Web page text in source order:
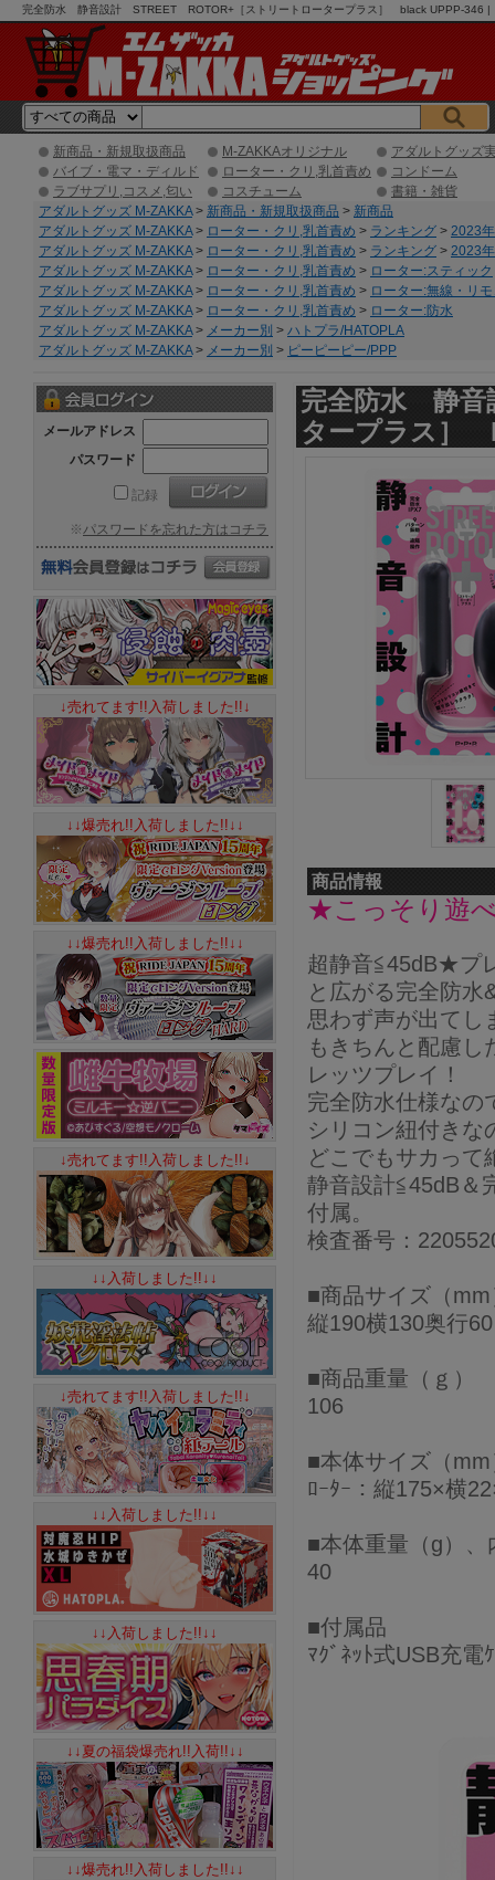
完全防水 静音設計 STREET ROTOR+［ストリートロータープラス］ black UPPP-346 |
新商品・新規取扱商品 M-ZAKKAオリジナル
アダルトグッズ
バイブ・電マ・ディルド
ローター・クリ,乳首責め
コンドーム
ラブサプリ,コスメ,匂い
コスチューム
書籍・雑貨
アダルトグッズ M-ZAKKA> 新商品・新規取扱商品 > 新商品
アダルトグッズ M-ZAKKA> ローター・クリ,乳首責め > ランキング > 2023
アダルトグッズ M-ZAKKA> ローター・クリ,乳首責め > ランキング > 2023
アダルトグッズ M-ZAKKA> ローター・クリ,乳首責め > ローター:スティック
アダルトグッズ M-ZAKKA> ローター・クリ,乳首責め > ローター:無線・リ
アダルトグッズ M-ZAKKA> ローター・クリ,乳首責め > ローター:防水
アダルトグッズ M-ZAKKA> メーカー別 > ハトプラ/HATOPLA
アダルトグッズ M-ZAKKA> メーカー別 > ピーピーピー/PPP
完全防水 静音
タープラス］
商品情報
★こっそり遊
超静音≦45dB★プ
と広がる完全防水
思わず声が出てし
もきちんと配慮
レッツプレイ！
完全防水仕様なの
シリコン紐付きな
どこでもサカって
静音設計≦45dB＆
付属。
検査番号：
■商品サイズ（mm
縦190横130奥行60
■商品重量（ｇ）
106
■本体サイズ（mm
ﾛｰﾀｰ：縦175×横
■本体重量（g）、
40
■付属品
ﾏｸﾞﾈｯﾄ式USB充電
メールアドレス
パスワード
記録
※パスワードを忘れた方はコチラ
↓売れてます!!入荷しました!!↓
↓↓爆売れ!!入荷しました!!↓↓
↓↓爆売れ!!入荷しました!!↓↓
↓売れてます!!入荷しました!!↓
↓↓入荷しました!!↓↓
↓売れてます!!入荷しました!!↓
↓↓入荷しました!!↓↓
↓↓入荷しました!!↓↓
↓↓夏の福袋爆売れ!!入荷!!↓↓
↓↓爆売れ!!入荷しました!!↓↓